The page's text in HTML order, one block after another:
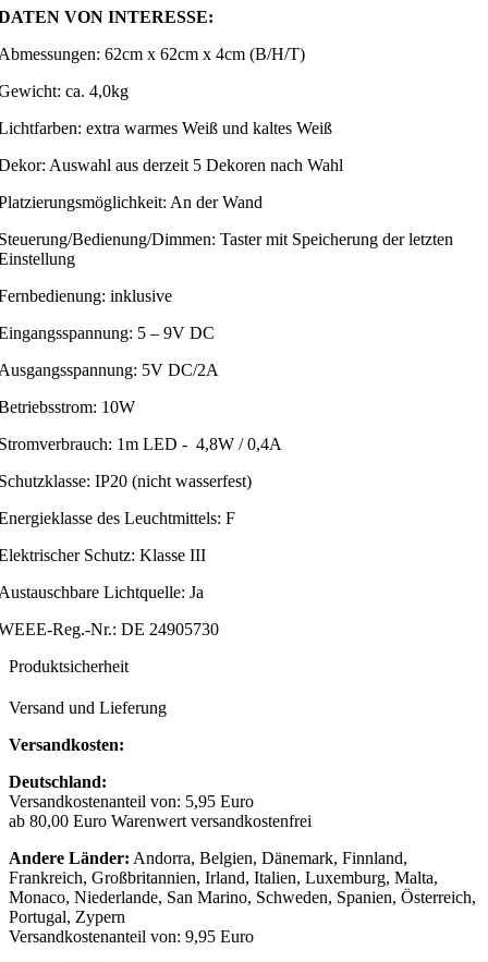
VON INTERESSE:
62cm x 62cm x 4cm (B/H/T)
ca. 4,0kg
extra warmes Weiß und kaltes Weiß
Auswahl aus derzeit 5 Dekoren nach Wahl
An der Wand
Bedienung/Dimmen: Taster mit Speicherung der letzten
inklusive
5 – 9V DC
5V DC/2A
10W
1m LED - 4,8W / 0,4A
IP20 (nicht wasserfest)
des Leuchtmittels: F
Schutz: Klasse III
Lichtquelle: Ja
Reg.-Nr.: DE 24905730
Produktsicherheit
Versand und Lieferung
Versandkosten:
Deutschland:
Versandkostenanteil von: 5,95 Euro
ab 80,00 Euro Warenwert versandkostenfrei
Andere Länder: Andorra, Belgien, Dänemark, Finnland,
Frankreich, Großbritannien, Irland, Italien, Luxemburg, Malta,
Monaco, Niederlande, San Marino, Schweden, Spanien, Österreich,
Portugal, Zypern
Versandkostenanteil von: 9,95 Euro